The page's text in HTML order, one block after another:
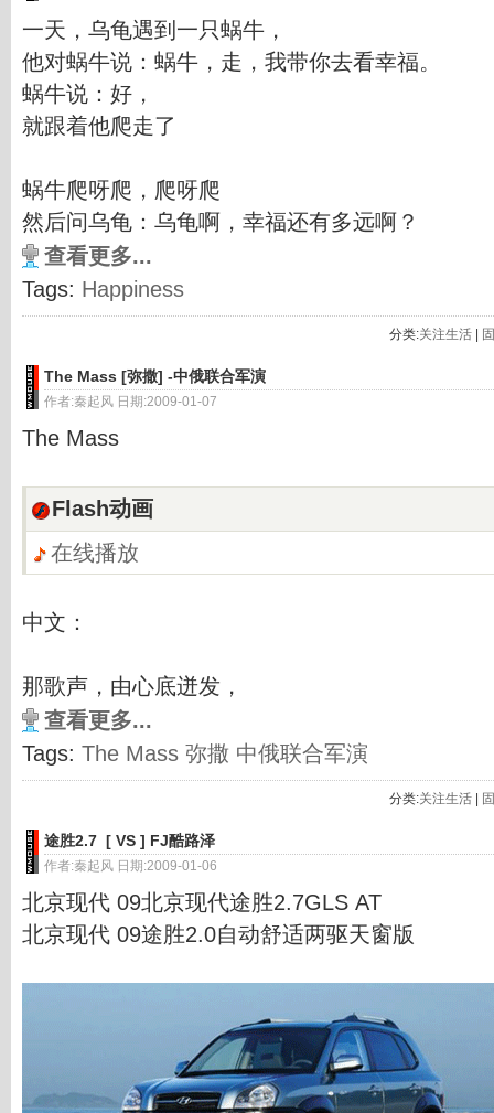
一天，乌龟遇到一只蜗牛，
他对蜗牛说：蜗牛，走，我带你去看幸福。
蜗牛说：好，
就跟着他爬走了
蜗牛爬呀爬，爬呀爬
然后问乌龟：乌龟啊，幸福还有多远啊？
查看更多...
Tags: Happiness
分类:关注生活
The Mass [弥撒] -中俄联合军演
作者:秦起风 日期:2009-01-07
The Mass
Flash动画
在线播放
中文：
那歌声，由心底迸发，
查看更多...
Tags: The Mass 弥撒 中俄联合军演
分类:关注生活
途胜2.7 [ VS ] FJ酷路泽
作者:秦起风 日期:2009-01-06
北京现代 09北京现代途胜2.7GLS AT
北京现代 09途胜2.0自动舒适两驱天窗版